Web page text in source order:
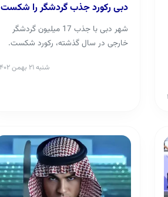
دبی رکورد جذب گردشگر را شکست
شهر دبی با جذب 17 میلیون گردشگر
خارجی در سال گذشته، رکورد شکست.
شنبه ۲۱ بهمن ۱۴۰۲